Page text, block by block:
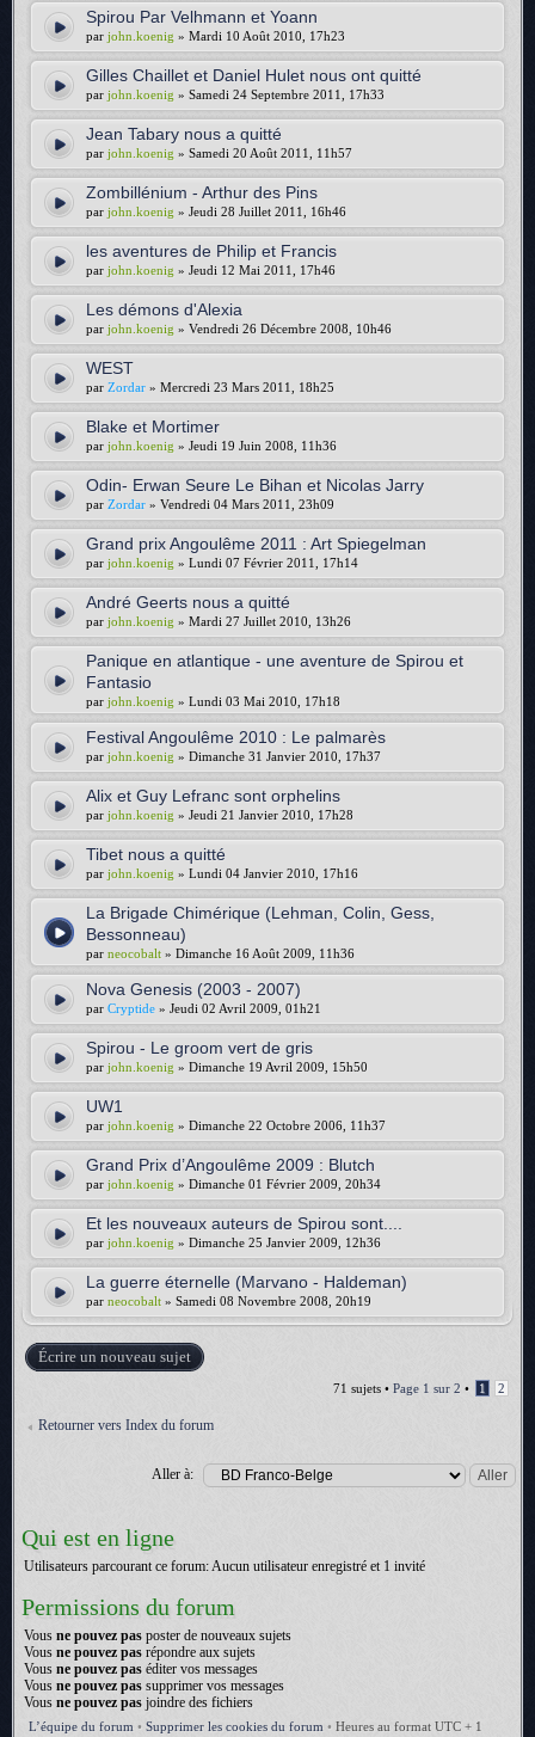
Spirou Par Velhmann et Yoann
par john.koenig » Mardi 10 Août 2010, 17h23
Gilles Chaillet et Daniel Hulet nous ont quitté
par john.koenig » Samedi 24 Septembre 2011, 17h33
Jean Tabary nous a quitté
par john.koenig » Samedi 20 Août 2011, 11h57
Zombillénium - Arthur des Pins
par john.koenig » Jeudi 28 Juillet 2011, 16h46
les aventures de Philip et Francis
par john.koenig » Jeudi 12 Mai 2011, 17h46
Les démons d'Alexia
par john.koenig » Vendredi 26 Décembre 2008, 10h46
WEST
par Zordar » Mercredi 23 Mars 2011, 18h25
Blake et Mortimer
par john.koenig » Jeudi 19 Juin 2008, 11h36
Odin- Erwan Seure Le Bihan et Nicolas Jarry
par Zordar » Vendredi 04 Mars 2011, 23h09
Grand prix Angoulême 2011 : Art Spiegelman
par john.koenig » Lundi 07 Février 2011, 17h14
André Geerts nous a quitté
par john.koenig » Mardi 27 Juillet 2010, 13h26
Panique en atlantique - une aventure de Spirou et
Fantasio
par john.koenig » Lundi 03 Mai 2010, 17h18
Festival Angoulême 2010 : Le palmarès
par john.koenig » Dimanche 31 Janvier 2010, 17h37
Alix et Guy Lefranc sont orphelins
par john.koenig » Jeudi 21 Janvier 2010, 17h28
Tibet nous a quitté
par john.koenig » Lundi 04 Janvier 2010, 17h16
La Brigade Chimérique (Lehman, Colin, Gess,
Bessonneau)
par neocobalt » Dimanche 16 Août 2009, 11h36
Nova Genesis (2003 - 2007)
par Cryptide » Jeudi 02 Avril 2009, 01h21
Spirou - Le groom vert de gris
par john.koenig » Dimanche 19 Avril 2009, 15h50
UW1
par john.koenig » Dimanche 22 Octobre 2006, 11h37
Grand Prix d’Angoulême 2009 : Blutch
par john.koenig » Dimanche 01 Février 2009, 20h34
Et les nouveaux auteurs de Spirou sont....
par john.koenig » Dimanche 25 Janvier 2009, 12h36
La guerre éternelle (Marvano - Haldeman)
par neocobalt » Samedi 08 Novembre 2008, 20h19
Écrire un nouveau sujet
71 sujets • Page 1 sur 2 • 1 2
Retourner vers Index du forum
Aller à:
Qui est en ligne
Utilisateurs parcourant ce forum: Aucun utilisateur enregistré et 1 invité
Permissions du forum
Vous ne pouvez pas poster de nouveaux sujets
Vous ne pouvez pas répondre aux sujets
Vous ne pouvez pas éditer vos messages
Vous ne pouvez pas supprimer vos messages
Vous ne pouvez pas joindre des fichiers
L’équipe du forum • Supprimer les cookies du forum • Heures au format UTC + 1